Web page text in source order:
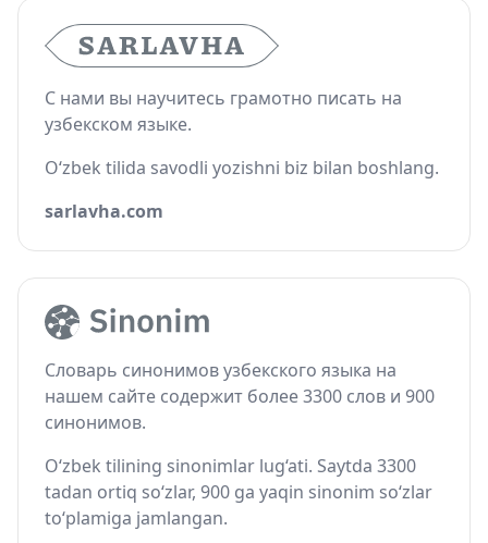
С нами вы научитесь грамотно писать на
узбекском языке.
O‘zbek tilida savodli yozishni biz bilan boshlang.
sarlavha.com
Словарь синонимов узбекского языка на
нашем сайте содержит более 3300 слов и 900
синонимов.
O‘zbek tilining sinonimlar lug‘ati. Saytda 3300
tadan ortiq so‘zlar, 900 ga yaqin sinonim so‘zlar
to‘plamiga jamlangan.